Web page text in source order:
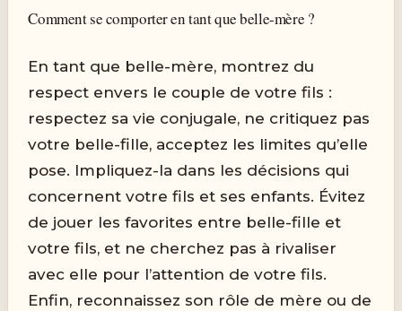
Comment se comporter en tant que belle-mère ?
En tant que belle-mère, montrez du
respect envers le couple de votre fils :
respectez sa vie conjugale, ne critiquez pas
votre belle-fille, acceptez les limites qu’elle
pose. Impliquez-la dans les décisions qui
concernent votre fils et ses enfants. Évitez
de jouer les favorites entre belle-fille et
votre fils, et ne cherchez pas à rivaliser
avec elle pour l’attention de votre fils.
Enfin, reconnaissez son rôle de mère ou de